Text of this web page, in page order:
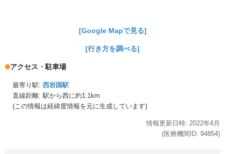
[Google Mapで見る]
[行き方を調べる]
アクセス・駐車場
最寄り駅: 西岩国駅
直線距離: 駅から西に約1.1km
(この情報は経緯度情報を元に生成しています)
情報更新日時: 2022年4月
(医療機関ID: 94854)